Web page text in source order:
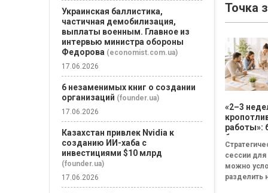
Точка
«2–3
работы»:
бизнесу
смысла
сессию
сессии для
можно
разделить
Украинская баллистика,
частичная демобилизация,
выплаты военным. Главное из
интервью министра обороны
Федорова (economist.com.ua)
17.06.2026
6 незаменимых книг о создании
организаций (founder.ua)
17.06.2026
Казахстан привлек Nvidia к
созданию ИИ-хаба с
инвестициями $10 млрд
(founder.ua)
17.06.2026